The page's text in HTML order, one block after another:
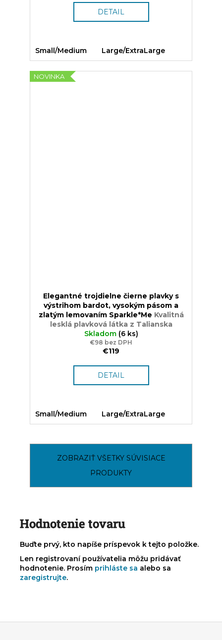
DETAIL
Small/Medium Large/ExtraLarge
NOVINKA
Elegantné trojdielne čierne plavky s
výstrihom bardot, vysokým pásom a
zlatým lemovaním Sparkle*Me Kvalitná
lesklá plavková látka z Talianska
Skladom (6 ks)
€98 bez DPH
€119
DETAIL
Small/Medium Large/ExtraLarge
ZOBRAZIŤ VŠETKY SÚVISIACE
PRODUKTY
Hodnotenie tovaru
Buďte prvý, kto napíše príspevok k tejto položke.
Len registrovaní používatelia môžu pridávať
hodnotenie. Prosím prihláste sa alebo sa
zaregistrujte.